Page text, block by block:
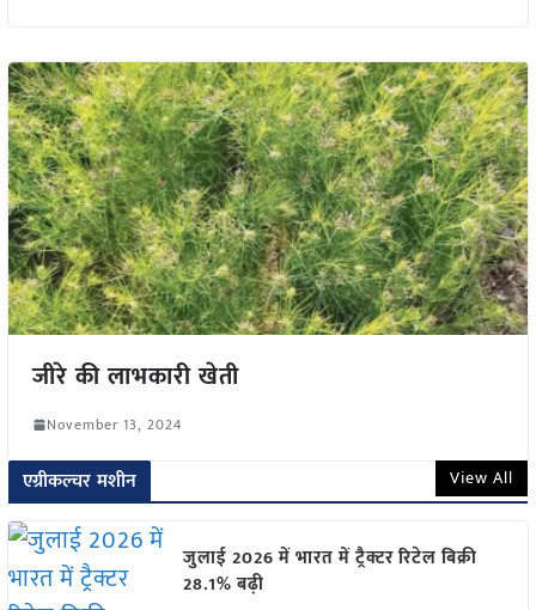
जीरे की लाभकारी खेती
November 13, 2024
एग्रीकल्चर मशीन View All
जुलाई 2026 में भारत में ट्रैक्टर रिटेल बिक्री
28.1% बढ़ी